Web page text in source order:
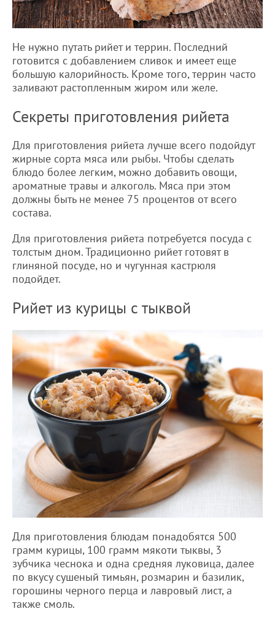
Не нужно путать рийет и террин. Последний
готовится с добавлением сливок и имеет еще
большую калорийность. Кроме того, террин часто
заливают растопленным жиром или желе.
Секреты приготовления рийета
Для приготовления рийета лучше всего подойдут
жирные сорта мяса или рыбы. Чтобы сделать
блюдо более легким, можно добавить овощи,
ароматные травы и алкоголь. Мяса при этом
должны быть не менее 75 процентов от всего
состава.
Для приготовления рийета потребуется посуда с
толстым дном. Традиционно рийет готовят в
глиняной посуде, но и чугунная кастрюля
подойдет.
Рийет из курицы с тыквой
Для приготовления блюдам понадобятся 500
грамм курицы, 100 грамм мякоти тыквы, 3
зубчика чеснока и одна средняя луковица, далее
по вкусу сушеный тимьян, розмарин и базилик,
горошины черного перца и лавровый лист, а
также смоль.